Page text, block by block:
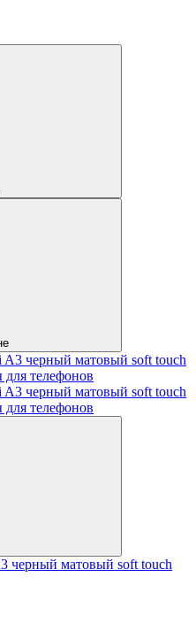
черный матовый soft touch